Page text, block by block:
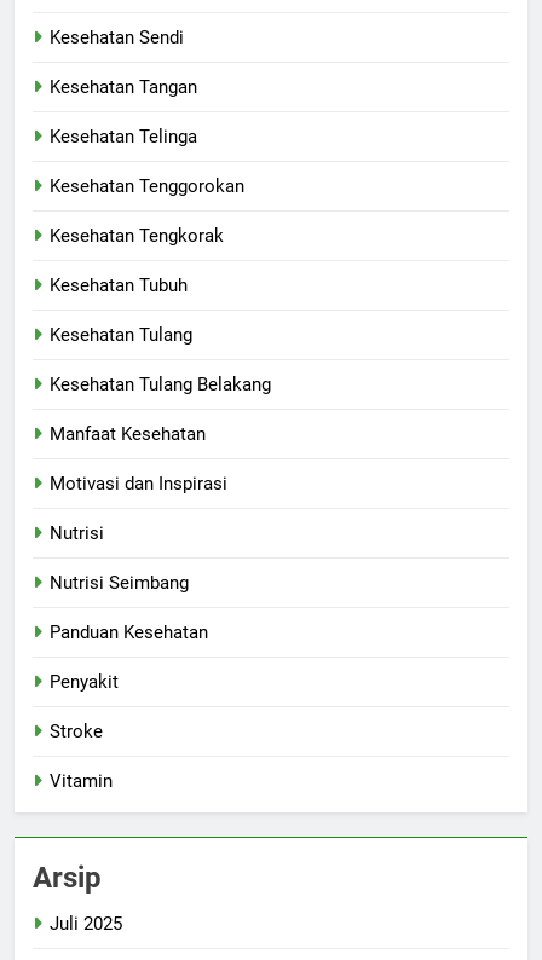
Kesehatan Sendi
Kesehatan Tangan
Kesehatan Telinga
Kesehatan Tenggorokan
Kesehatan Tengkorak
Kesehatan Tubuh
Kesehatan Tulang
Kesehatan Tulang Belakang
Manfaat Kesehatan
Motivasi dan Inspirasi
Nutrisi
Nutrisi Seimbang
Panduan Kesehatan
Penyakit
Stroke
Vitamin
Arsip
Juli 2025